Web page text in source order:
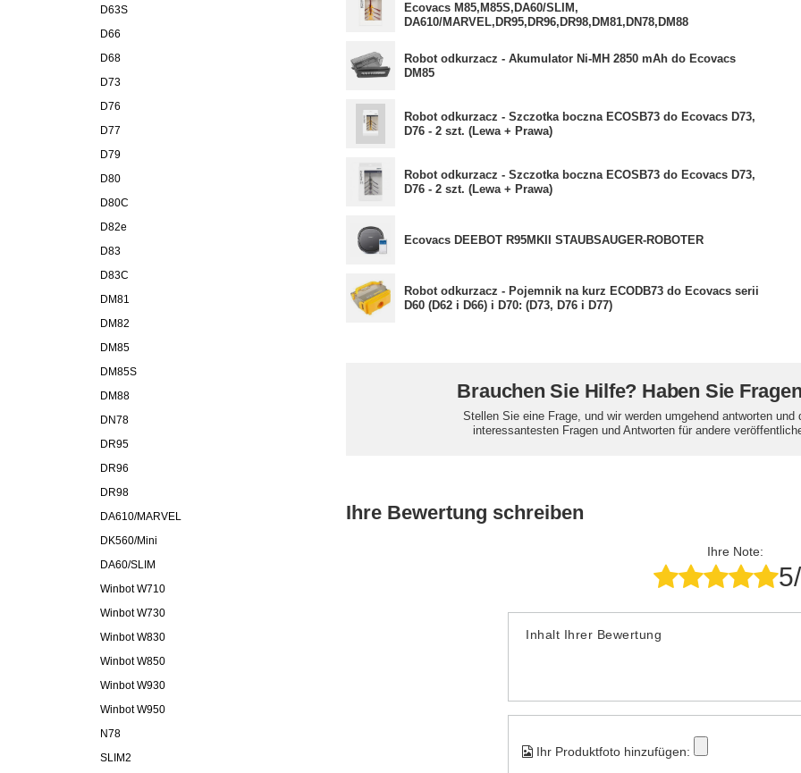
D63S
D66
D68
D73
D76
D77
D79
D80
D80C
D82e
D83
D83C
DM81
DM82
DM85
DM85S
DM88
DN78
DR95
DR96
DR98
DA610/MARVEL
DK560/Mini
DA60/SLIM
Winbot W710
Winbot W730
Winbot W830
Winbot W850
Winbot W930
Winbot W950
N78
SLIM2
Ecovacs M85,M85S,DA60/SLIM,
DA610/MARVEL,DR95,DR96,DR98,DM81,DN78,DM88
Robot odkurzacz - Akumulator Ni-MH 2850 mAh do Ecovacs
DM85
Robot odkurzacz - Szczotka boczna ECOSB73 do Ecovacs D73,
D76 - 2 szt. (Lewa + Prawa)
Robot odkurzacz - Szczotka boczna ECOSB73 do Ecovacs D73,
D76 - 2 szt. (Lewa + Prawa)
Ecovacs DEEBOT R95MKII STAUBSAUGER-ROBOTER
Robot odkurzacz - Pojemnik na kurz ECODB73 do Ecovacs serii
D60 (D62 i D66) i D70: (D73, D76 i D77)
Brauchen Sie Hilfe? Haben Sie
Stellen Sie eine Frage, und wir werden umgehend antworten und
interessantesten Fragen und Antworten für andere
Ihre Bewertung schreiben
Ihre Note:
Inhalt Ihrer Bewertung
Ihr Produktfoto hinzufügen: